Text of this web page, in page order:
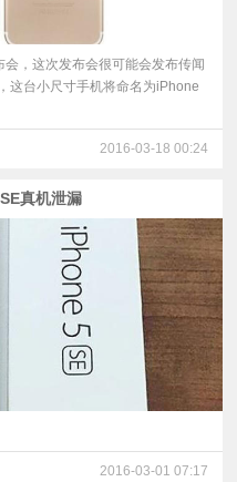
，这次发布会很可能会发布传闻
这台小尺寸手机将命名为iPhone
2016-03-18 00:24
真机泄漏
2016-03-01 07:17